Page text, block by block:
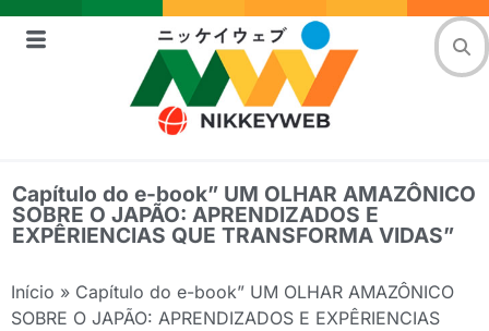
Capítulo do e-book” UM OLHAR AMAZÔNICO
SOBRE O JAPÃO: APRENDIZADOS E
EXPÊRIENCIAS QUE TRANSFORMA VIDAS”
Início » Capítulo do e-book” UM OLHAR AMAZÔNICO
SOBRE O JAPÃO: APRENDIZADOS E EXPÊRIENCIAS